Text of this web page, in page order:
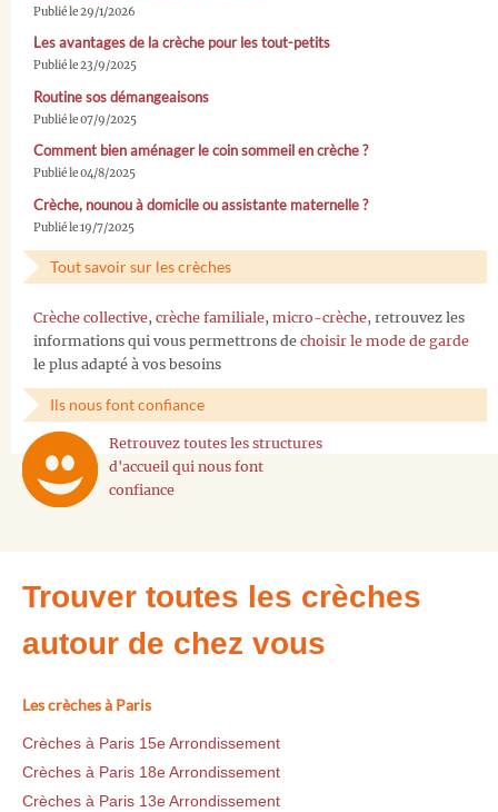
Publié le 29/1/2026
Les avantages de la crèche pour les tout-petits
Publié le 23/9/2025
Routine sos démangeaisons
Publié le 07/9/2025
Comment bien aménager le coin sommeil en crèche ?
Publié le 04/8/2025
Crèche, nounou à domicile ou assistante maternelle ?
Publié le 19/7/2025
Tout savoir sur les crèches
Crèche collective, crèche familiale, micro-crèche, retrouvez les
informations qui vous permettrons de choisir le mode de garde
le plus adapté à vos besoins
Ils nous font confiance
Retrouvez toutes les structures
d'accueil qui nous font
confiance
Trouver toutes les crèches
autour de chez vous
Les crèches à Paris
Crèches à Paris 15e Arrondissement
Crèches à Paris 18e Arrondissement
Crèches à Paris 13e Arrondissement